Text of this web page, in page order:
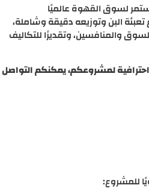
لسوق القهوة عالميًا
البن وتوزيعه دقيقة وشاملة،
والمنافسين، وتقديرًا للتكاليف
احترافية لمشروعكم، يمكنكم التواصل
للمشروع: